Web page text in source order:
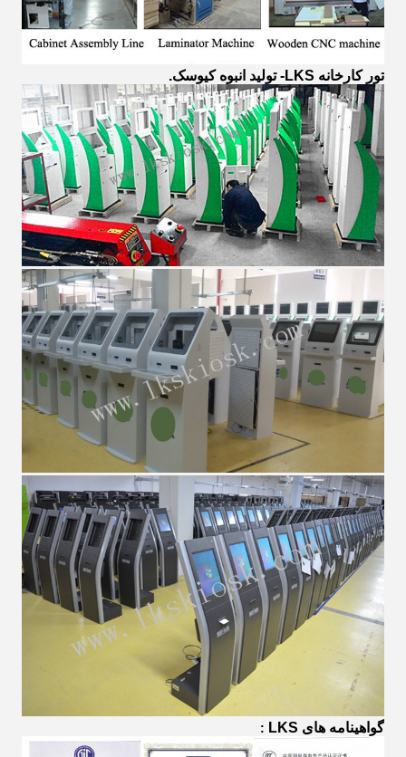
تور کارخانه LKS- تولید انبوه کیوسک.
گواهینامه های LKS :